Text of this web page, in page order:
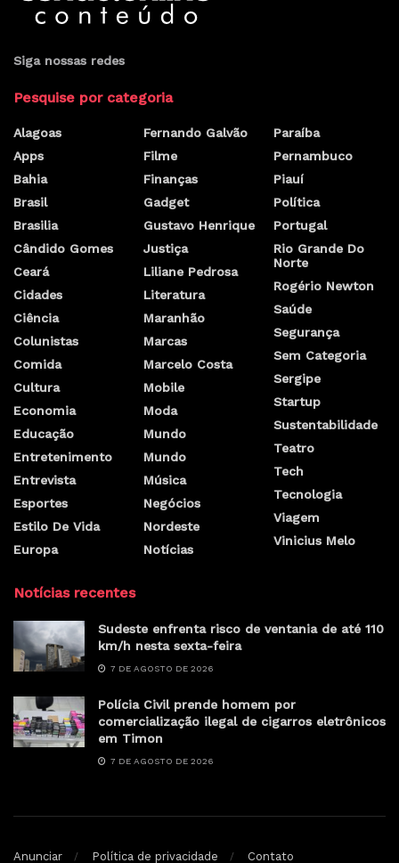
Siga nossas redes
Pesquise por categoria
Alagoas
Apps
Bahia
Brasil
Brasilia
Cândido Gomes
Ceará
Cidades
Ciência
Colunistas
Comida
Cultura
Economia
Educação
Entretenimento
Entrevista
Esportes
Estilo De Vida
Europa
Fernando Galvão
Filme
Finanças
Gadget
Gustavo Henrique
Justiça
Liliane Pedrosa
Literatura
Maranhão
Marcas
Marcelo Costa
Mobile
Moda
Mundo
Mundo
Música
Negócios
Nordeste
Notícias
Paraíba
Pernambuco
Piauí
Política
Portugal
Rio Grande Do
Norte
Rogério Newton
Saúde
Segurança
Sem Categoria
Sergipe
Startup
Sustentabilidade
Teatro
Tech
Tecnologia
Viagem
Vinicius Melo
Notícias recentes
Sudeste enfrenta risco de ventania de até 110
km/h nesta sexta-feira
7 DE AGOSTO DE 2026
Polícia Civil prende homem por
comercialização ilegal de cigarros eletrônicos
em Timon
7 DE AGOSTO DE 2026
Anunciar Política de privacidade Contato